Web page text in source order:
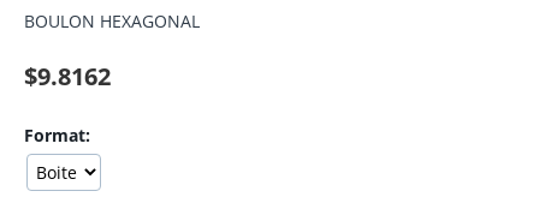
BOULON HEXAGONAL
$9.8162
Format: